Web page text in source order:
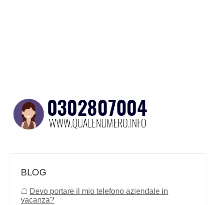
BLOG
☖ Devo portare il mio telefono aziendale in
vacanza?